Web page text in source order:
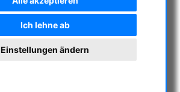
Ich lehne ab
Einstellungen ändern